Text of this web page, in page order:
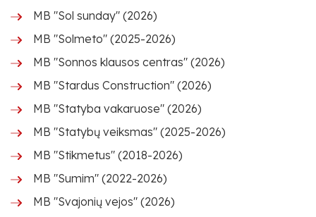
MB "Sol sunday" (2026)
MB "Solmeto" (2025-2026)
MB "Sonnos klausos centras" (2026)
MB "Stardus Construction" (2026)
MB "Statyba vakaruose" (2026)
MB "Statybų veiksmas" (2025-2026)
MB "Stikmetus" (2018-2026)
MB "Sumim" (2022-2026)
MB "Svajonių vejos" (2026)